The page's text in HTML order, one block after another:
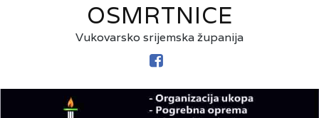
OSMRTNICE
Vukovarsko srijemska županija